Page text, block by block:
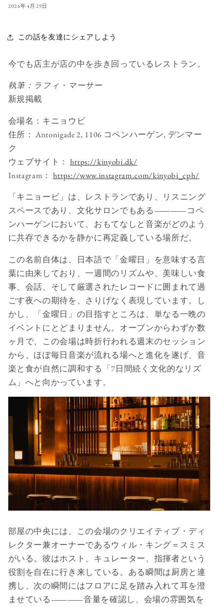
2026年4月29日
この話を友達にシェアしよう
今でも店主が店の中を歩き回っているレストラン。
執筆：ラフィ・マーサー
新規掲載
会場名：キニョウビ
住所：Antonigade 2, 1106 コペンハーゲン, デンマー
ク
ウェブサイト： https://kinyobi.dk/
Instagram： https://www.instagram.com/kinyobi_cph/
「キニョービ」は、レストランであり、リスニング
スペースであり、文化サロンでもある――コペ
ンハーゲンにおいて、おもてなしと音楽がどのよう
に共存できるかを静かに再定義している場所だ。
この名前自体は、日本語で「金曜日」を意味する言
葉に由来しており、一週間のリズムや、美味しい食
事、会話、そして厳選されたレコードに囲まれて過
ごす夜への期待を、さりげなく表現しています。し
かし、「金曜日」の目指すところは、単なる一晩の
イベントにとどまりません。オープンからわずか数
ヶ月で、この会場は時折行われる週末のセッション
から、ほぼ毎日音楽が流れる場へと進化を遂げ、音
楽と食が自然に調和する「7日間続く文化的なリズ
ム」へと向かっています。
部屋の中央には、この会場のクリエイティブ・ディ
レクター兼オーナーであるウィル・キング＝スミス
がいる。彼はホスト、キュレーター、指揮者という
役割を自在に行き来している。ある瞬間は厨房と連
携し、次の瞬間にはフロアに足を踏み入れて耳を澄
ませている――音量を確認し、会場の雰囲気を